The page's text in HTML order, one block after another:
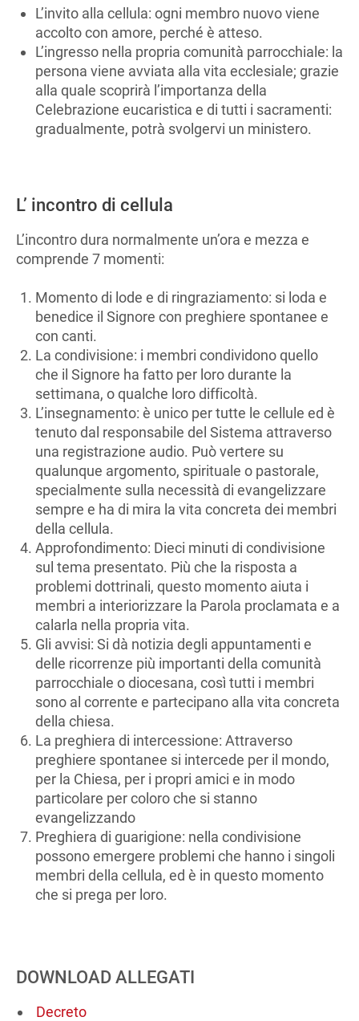
L’invito alla cellula: ogni membro nuovo viene
accolto con amore, perché è atteso.
L’ingresso nella propria comunità parrocchiale: la
persona viene avviata alla vita ecclesiale; grazie
alla quale scoprirà l’importanza della
Celebrazione eucaristica e di tutti i sacramenti:
gradualmente, potrà svolgervi un ministero.
L’ incontro di cellula
L’incontro dura normalmente un’ora e mezza e
comprende 7 momenti:
Momento di lode e di ringraziamento: si loda e
benedice il Signore con preghiere spontanee e
con canti.
La condivisione: i membri condividono quello
che il Signore ha fatto per loro durante la
settimana, o qualche loro difficoltà.
L’insegnamento: è unico per tutte le cellule ed è
tenuto dal responsabile del Sistema attraverso
una registrazione audio. Può vertere su
qualunque argomento, spirituale o pastorale,
specialmente sulla necessità di evangelizzare
sempre e ha di mira la vita concreta dei membri
della cellula.
Approfondimento: Dieci minuti di condivisione
sul tema presentato. Più che la risposta a
problemi dottrinali, questo momento aiuta i
membri a interiorizzare la Parola proclamata e a
calarla nella propria vita.
Gli avvisi: Si dà notizia degli appuntamenti e
delle ricorrenze più importanti della comunità
parrocchiale o diocesana, così tutti i membri
sono al corrente e partecipano alla vita concreta
della chiesa.
La preghiera di intercessione: Attraverso
preghiere spontanee si intercede per il mondo,
per la Chiesa, per i propri amici e in modo
particolare per coloro che si stanno
evangelizzando
Preghiera di guarigione: nella condivisione
possono emergere problemi che hanno i singoli
membri della cellula, ed è in questo momento
che si prega per loro.
DOWNLOAD ALLEGATI
Decreto